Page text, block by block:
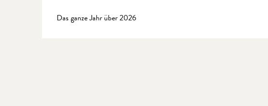
Das ganze Jahr über 2026